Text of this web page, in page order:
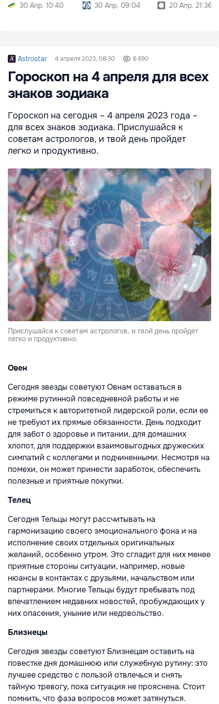
30 Апр. 10:40
30 Апр. 09:04
20 Апр. 21:36
Astrostar 4 апреля 2023, 08:30 6 690
Гороскоп на 4 апреля для всех
знаков зодиака
Гороскоп на сегодня – 4 апреля 2023 года –
для всех знаков зодиака. Прислушайся к
советам астрологов, и твой день пройдет
легко и продуктивно.
Прислушайся к советам астрологов, и твой день пройдет
легко и продуктивно.
Овен
Сегодня звезды советуют Овнам оставаться в
режиме рутинной повседневной работы и не
стремиться к авторитетной лидерской роли, если ее
не требуют их прямые обязанности. День подходит
для забот о здоровье и питании, для домашних
хлопот, для поддержки взаимовыгодных дружеских
симпатий с коллегами и подчиненными. Несмотря на
помехи, он может принести заработок, обеспечить
полезные и приятные покупки.
Телец
Сегодня Тельцы могут рассчитывать на
гармонизацию своего эмоционального фона и на
исполнение своих отдельных оригинальных
желаний, особенно утром. Это сгладит для них менее
приятные стороны ситуации, например, новые
нюансы в контактах с друзьями, начальством или
партнерами. Многие Тельцы будут пребывать под
впечатлением недавних новостей, пробуждающих у
них опасения, уныние или недовольство.
Близнецы
Сегодня звезды советуют Близнецам оставить на
повестке дня домашнюю или служебную рутину: это
лучшее средство с пользой отвлечься и снять
тайную тревогу, пока ситуация не прояснена. Стоит
помнить, что фаза вопросов может затянуться.